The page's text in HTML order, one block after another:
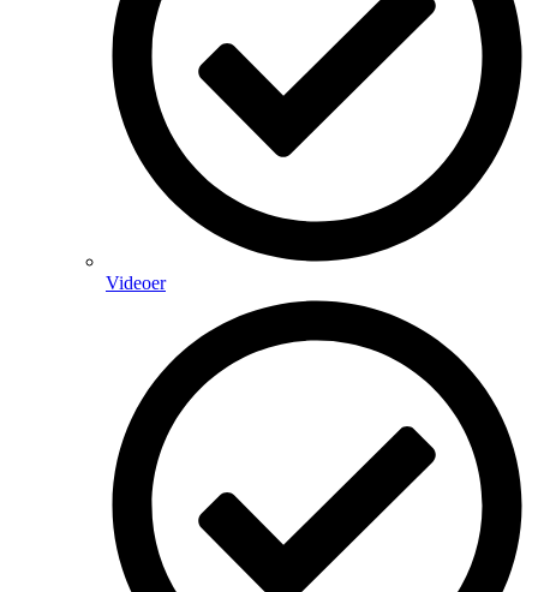
Videoer